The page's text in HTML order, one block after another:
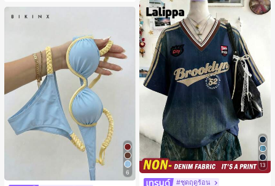
6
ขวัญในอุดมคติสำหรับคริสต์มาส, วันว
าเลนไทน์, อีสเตอร์, ฤดูแต่งงานและวันเ
กิดสำหรับแฟนสาว
13
#ชุดฤดูร้อน